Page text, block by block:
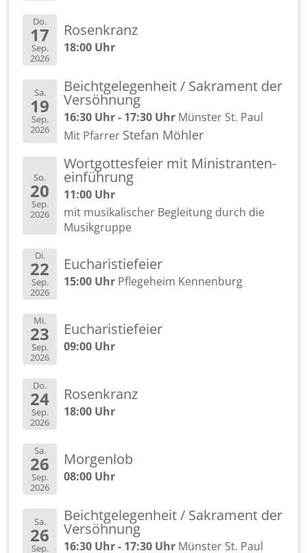
Do.
17
Sep.
2026
Ro­sen­kranz
18:00 Uhr
Sa.
19
Sep.
2026
Beicht­ge­le­gen­heit / Sa­kra­ment der
Ver­söh­nung
16:30 Uhr - 17:30 Uhr Müns­ter St. Paul
Mit Pfar­rer Ste­fan Möh­ler
So.
20
Sep.
2026
Wort­got­tes­fei­er mit Mi­nis­tran­ten­
ein­füh­rung
11:00 Uhr
mit mu­si­ka­li­scher Be­glei­tung durch die
Mu­sik­grup­pe
Di.
22
Sep.
2026
Eu­cha­ris­tie­fei­er
15:00 Uhr Pfle­ge­heim Ken­nen­burg
Mi.
23
Sep.
2026
Eu­cha­ris­tie­fei­er
09:00 Uhr
Do.
24
Sep.
2026
Ro­sen­kranz
18:00 Uhr
Sa.
26
Sep.
2026
Mor­gen­lob
08:00 Uhr
Sa.
26
Sep.
Beicht­ge­le­gen­heit / Sa­kra­ment der
Ver­söh­nung
16:30 Uhr - 17:30 Uhr Müns­ter St. Paul